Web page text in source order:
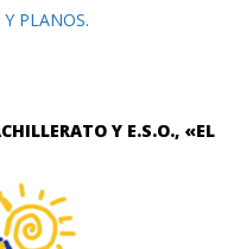
Y PLANOS.
Y E.S.O., «EL